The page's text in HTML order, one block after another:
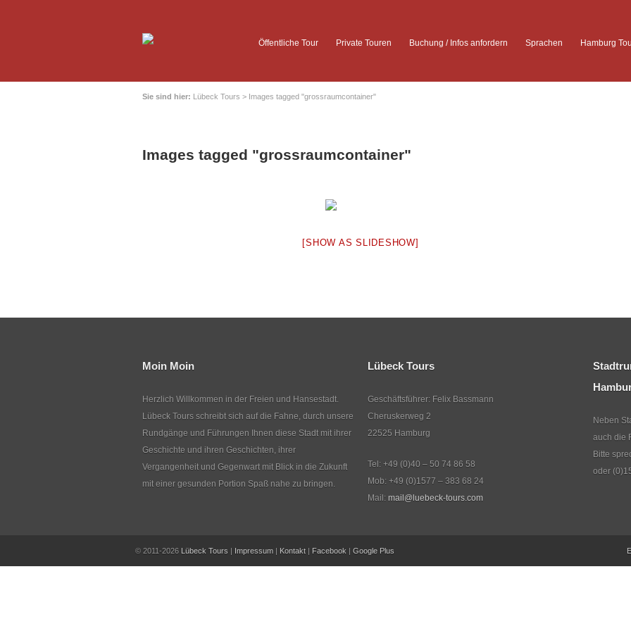
Öffentliche Tour Private Touren Buchung / Infos anfordern Sprachen Hamburg
Sie sind hier: Lübeck Tours > Images tagged "grossraumcontainer"
Images tagged "grossraumcontainer"
[SHOW AS SLIDESHOW]
Moin Moin
Herzlich Willkommen in der Freien und Hansestadt.
Lübeck Tours schreibt sich auf die Fahne, durch unsere
Rundgänge und Führungen Ihnen diese Stadt mit ihrer
Geschichte und ihren Geschichten, ihrer
Vergangenheit und Gegenwart mit Blick in die Zukunft
mit einer gesunden Portion Spaß nahe zu bringen.
Lübeck Tours
Geschäftsführer: Felix Bassmann
Cheruskerweg 2
22525 Hamburg
Tel: +49 (0)40 – 50 74 86 58
Mob: +49 (0)1577 – 383 68 24
Mail: mail@luebeck-tours.com
Neben
auch die
Bitte
oder
© 2011-2026 Lübeck Tours | Impressum | Kontakt | Facebook | Google Plus